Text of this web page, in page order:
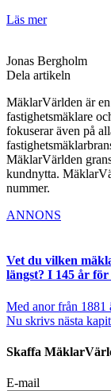
Läs mer
Jonas Bergholm
Dela artikeln
MäklarVärlden är
fastighetsmäklare
fokuserar även på
MäklarVärlden
kundnytta.
nummer.
ANNONS
Vet du vilken
längst? I 145 år
Med anor från 1881
Nu skrivs nästa
Skaffa
E-mail